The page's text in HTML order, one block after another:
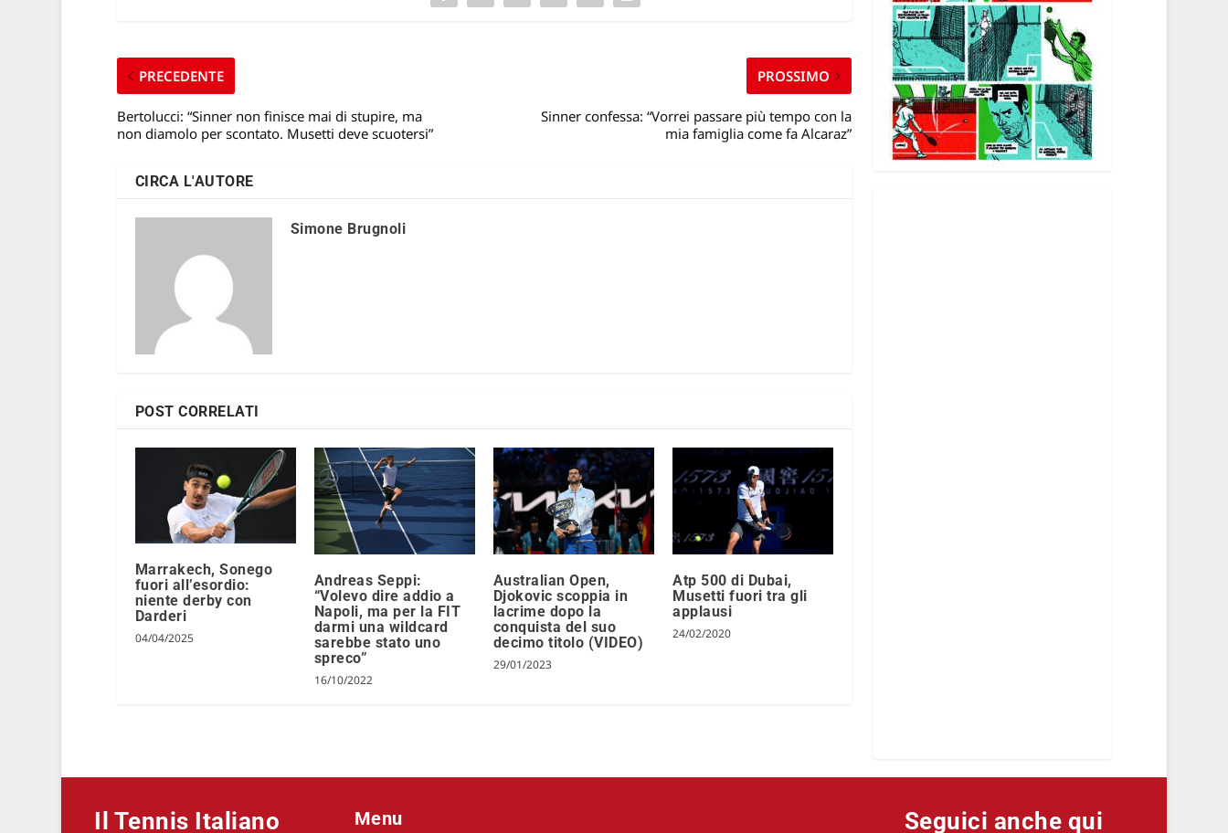
PRECEDENTE
Bertolucci: “Sinner non finisce mai di stupire, ma
non diamolo per scontato. Musetti deve scuotersi”
PROSSIMO
Sinner confessa: “Vorrei passare più tempo con la
mia famiglia come fa Alcaraz”
CIRCA L'AUTORE
Simone Brugnoli
POST CORRELATI
Marrakech, Sonego
fuori all’esordio:
niente derby con
Darderi
04/04/2025
Andreas Seppi:
“Volevo dire addio a
Napoli, ma per la FIT
darmi una wildcard
sarebbe stato uno
spreco”
16/10/2022
Australian Open,
Djokovic scoppia in
lacrime dopo la
conquista del suo
decimo titolo (VIDEO)
29/01/2023
Atp 500 di Dubai,
Musetti fuori tra gli
applausi
24/02/2020
Il Tennis Italiano Menu Seguici anche qui